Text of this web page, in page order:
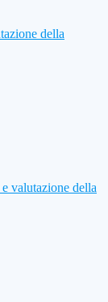
della
valutazione della